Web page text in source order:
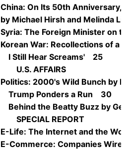
China: On Its 50th Anniversary,
by Michael Hirsh and Melinda
Syria: The Foreign Minister on
Korean War: Recollections of
I Still Hear Screams' 25
U.S. AFFAIRS
Politics: 2000's Wild Bunch by
Trump Ponders a Run 30
Behind the Beatty Buzz by
SPECIAL REPORT
E-Life: The Internet and the
E-Commerce: Companies